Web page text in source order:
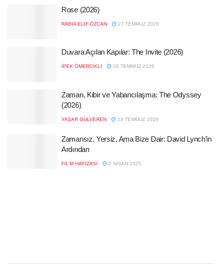
Rose (2026)
RABIA ELIF ÖZCAN 27 TEMMUZ 2026
Duvara Açılan Kapılar: The Invite (2026)
İPEK ÖMERCIKLI 26 TEMMUZ 2026
Zaman, Kibir ve Yabancılaşma: The Odyssey
(2026)
YAŞAR GÜLVEREN 23 TEMMUZ 2026
Zamansız, Yersiz, Ama Bize Dair: David Lynch’in
Ardından
FIL'M HAFIZASI 2 NISAN 2025